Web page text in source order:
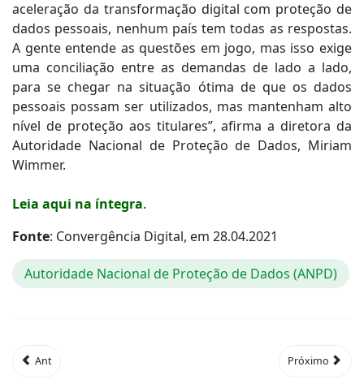
aceleração da transformação digital com proteção de
dados pessoais, nenhum país tem todas as respostas.
A gente entende as questões em jogo, mas isso exige
uma conciliação entre as demandas de lado a lado,
para se chegar na situação ótima de que os dados
pessoais possam ser utilizados, mas mantenham alto
nível de proteção aos titulares”, afirma a diretora da
Autoridade Nacional de Proteção de Dados, Miriam
Wimmer.
Leia aqui na íntegra.
Fonte: Convergência Digital, em 28.04.2021
Autoridade Nacional de Proteção de Dados (ANPD)
Ant Próximo